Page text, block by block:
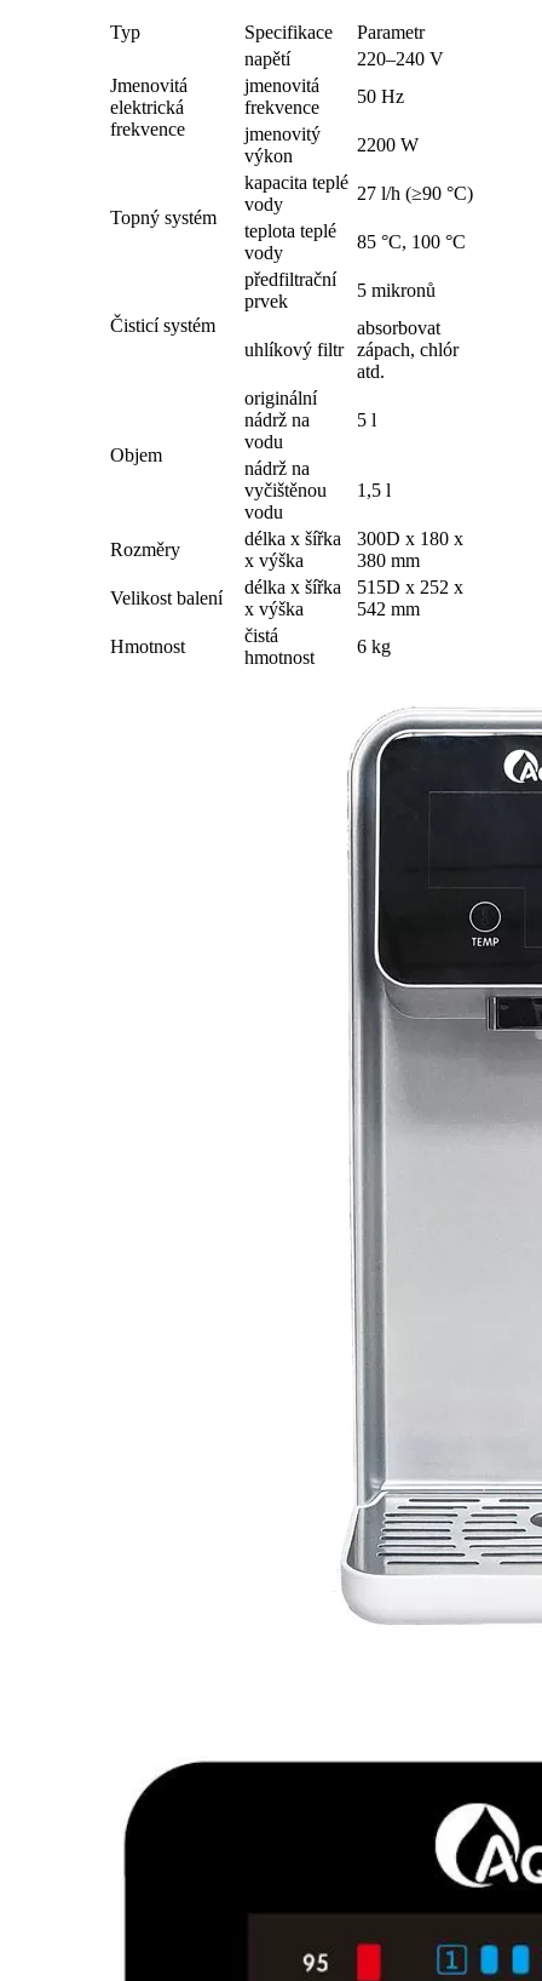
Typ Specifikace Parametr
Jmenovitá
elektrická
frekvence
napětí
220–240 V
jmenovitá
frekvence
50 Hz
jmenovitý
výkon
2200 W
Topný systém
kapacita teplé
vody
27 l/h (≥90 °C)
teplota teplé
vody
85 °C, 100 °C
Čisticí systém
předfiltrační
prvek
5 mikronů
uhlíkový filtr
absorbovat
zápach, chlór
atd.
Objem
originální
nádrž na
vodu
5 l
nádrž na
vyčištěnou
vodu
1,5 l
Rozměry
délka x šířka
x výška
300D x 180 x
380 mm
Velikost balení
délka x šířka
x výška
515D x 252 x
542 mm
Hmotnost
čistá
hmotnost
6 kg